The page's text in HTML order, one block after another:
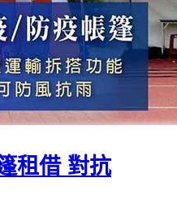
租借 對抗